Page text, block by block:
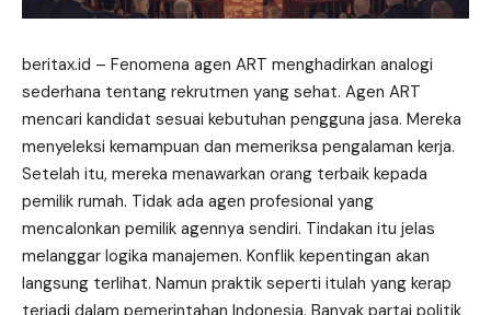
beritax.id – Fenomena agen ART menghadirkan analogi
sederhana tentang rekrutmen yang sehat. Agen ART
mencari kandidat sesuai kebutuhan pengguna jasa. Mereka
menyeleksi kemampuan dan memeriksa pengalaman kerja.
Setelah itu, mereka menawarkan orang terbaik kepada
pemilik rumah. Tidak ada agen profesional yang
mencalonkan pemilik agennya sendiri. Tindakan itu jelas
melanggar logika manajemen. Konflik kepentingan akan
langsung terlihat. Namun praktik seperti itulah yang kerap
terjadi dalam pemerintahan Indonesia. Banyak partai politik